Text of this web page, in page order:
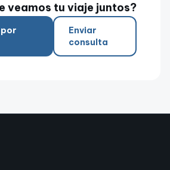
veamos tu viaje juntos?
Enviar
consulta